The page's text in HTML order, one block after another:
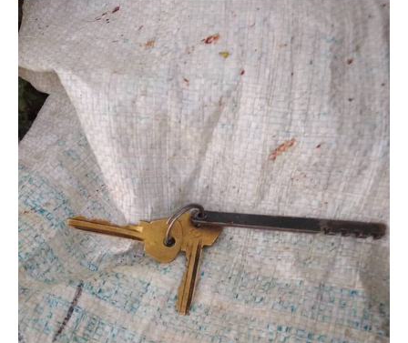
При себе мужчина имел ключи
Алена Радченко